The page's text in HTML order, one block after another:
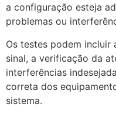
a configuração esteja
problemas ou
Os testes podem incluir
sinal, a verificação da
interferências
correta dos
sistema.